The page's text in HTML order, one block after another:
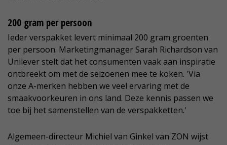
200 gram per persoon
Ieder verspakket levert minimaal 200 gram groenten
per persoon. Marketingmanager Sarah Richardson van
Unilever stelt dat het consumenten vaak aan inspiratie
ontbreekt om met de seizoenen mee te koken. 'Via
onze A-merken hebben we veel ervaring met de
smaakvoorkeuren in ons land. Deze kennis passen we
toe bij het samenstellen van de verspakketten.'
Algemeen-directeur Michiel van Ginkel van ZON wijst